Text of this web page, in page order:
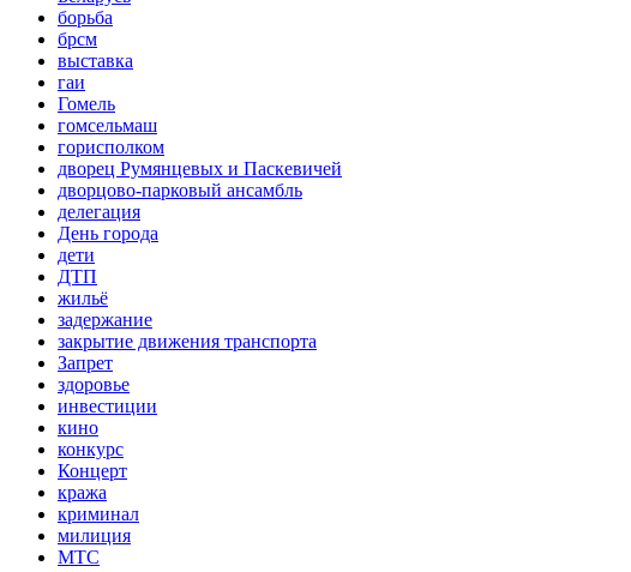
борьба
брсм
выставка
гаи
Гомель
гомсельмаш
горисполком
дворец Румянцевых и Паскевичей
дворцово-парковый ансамбль
делегация
День города
дети
ДТП
жильё
задержание
закрытие движения транспорта
Запрет
здоровье
инвестиции
кино
конкурс
Концерт
кража
криминал
милиция
МТС